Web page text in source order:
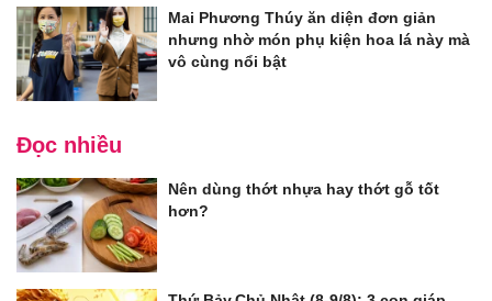
Mai Phương Thúy ăn diện đơn giản
nhưng nhờ món phụ kiện hoa lá này mà
vô cùng nổi bật
Đọc nhiều
Nên dùng thớt nhựa hay thớt gỗ tốt
hơn?